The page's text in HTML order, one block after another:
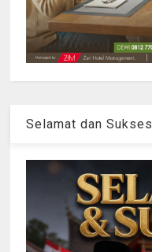
Selamat dan Sukses